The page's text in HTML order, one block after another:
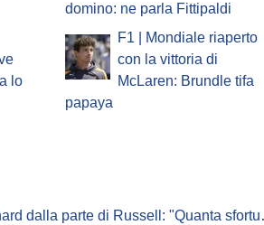
domino: ne parla Fittipaldi
lo
F1 | Mondiale riaperto
con la vittoria di
McLaren: Brundle tifa
papaya
parte di Russell: "Quanta sfortuna può avere un pilota?"